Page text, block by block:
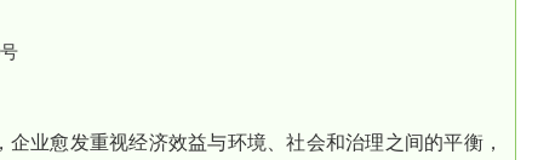
业愈发重视经济效益与环境、社会和治理之间的平衡，